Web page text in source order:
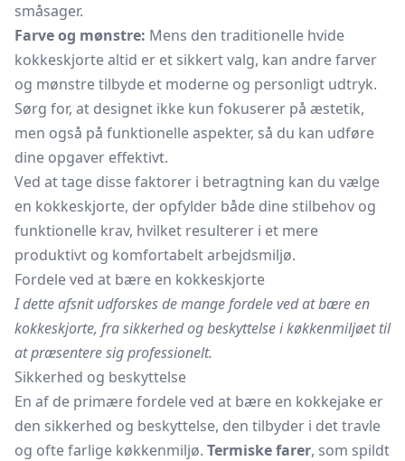
småsager.
Farve og mønstre: Mens den traditionelle hvide
kokkeskjorte altid er et sikkert valg, kan andre farver
og mønstre tilbyde et moderne og personligt udtryk.
Sørg for, at designet ikke kun fokuserer på æstetik,
men også på funktionelle aspekter, så du kan udføre
dine opgaver effektivt.
Ved at tage disse faktorer i betragtning kan du vælge
en kokkeskjorte, der opfylder både dine stilbehov og
funktionelle krav, hvilket resulterer i et mere
produktivt og komfortabelt arbejdsmiljø.
Fordele ved at bære en kokkeskjorte
I dette afsnit udforskes de mange fordele ved at bære en
kokkeskjorte, fra sikkerhed og beskyttelse i køkkenmiljøet til
at præsentere sig professionelt.
Sikkerhed og beskyttelse
En af de primære fordele ved at bære en kokkejake er
den sikkerhed og beskyttelse, den tilbyder i det travle
og ofte farlige køkkenmiljø. Termiske farer, som spildt